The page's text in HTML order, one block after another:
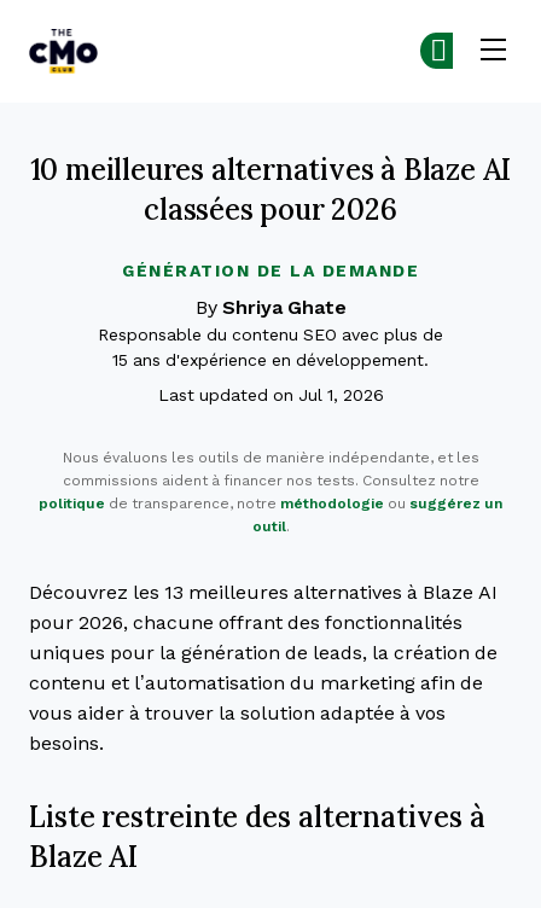
GÉNÉRATION DE LA DEMANDE
10 meilleures alternatives à Blaze AI
classées pour 2026
By Shriya Ghate
Responsable du contenu SEO avec plus de
15 ans d'expérience en développement.
Last updated on Jul 1, 2026
Nous évaluons les outils de manière indépendante, et les
commissions aident à financer nos tests. Consultez notre
politique de transparence, notre méthodologie ou suggérez un
outil.
Découvrez les 13 meilleures alternatives à Blaze AI
pour 2026, chacune offrant des fonctionnalités
uniques pour la génération de leads, la création de
contenu et l’automatisation du marketing afin de
vous aider à trouver la solution adaptée à vos
besoins.
Liste restreinte des alternatives à
Blaze AI